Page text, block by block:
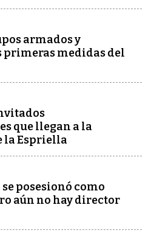
armados y
primeras medidas del
que llegan a la
la Espriella
posesionó como
aún no hay director